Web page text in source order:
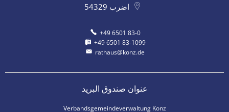
54329 اضرب
+49 6501 83-0
+49 6501 83-1099
rathaus@konz.de
عنوان صندوق البريد
Verbandsgemeindeverwaltung Konz